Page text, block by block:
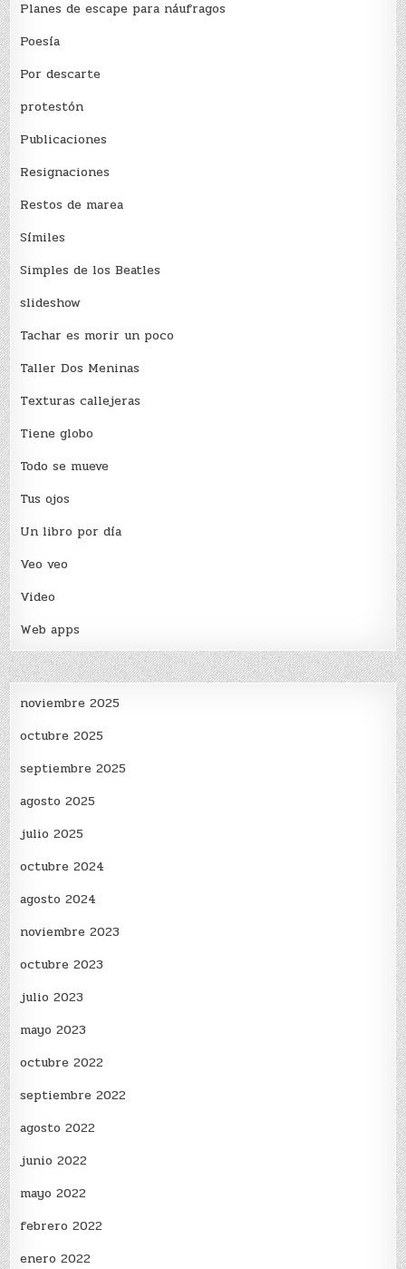
Planes de escape para náufragos
Poesía
Por descarte
protestón
Publicaciones
Resignaciones
Restos de marea
Sí­miles
Simples de los Beatles
slideshow
Tachar es morir un poco
Taller Dos Meninas
Texturas callejeras
Tiene globo
Todo se mueve
Tus ojos
Un libro por día
Veo veo
Video
Web apps
noviembre 2025
octubre 2025
septiembre 2025
agosto 2025
julio 2025
octubre 2024
agosto 2024
noviembre 2023
octubre 2023
julio 2023
mayo 2023
octubre 2022
septiembre 2022
agosto 2022
junio 2022
mayo 2022
febrero 2022
enero 2022